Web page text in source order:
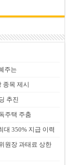
주는
종목 제시
추진
주택 주춤
대 350% 지급 이력
원장 과태료 상한